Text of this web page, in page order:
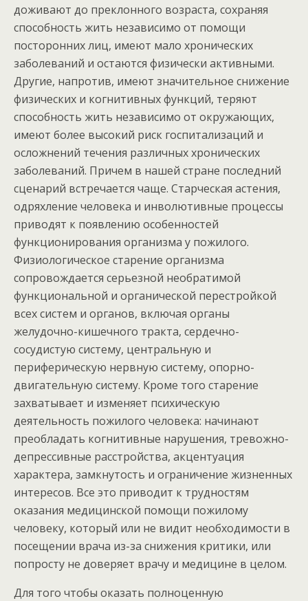
доживают до преклонного возраста, сохраняя
способность жить независимо от помощи
посторонних лиц, имеют мало хронических
заболеваний и остаются физически активными.
Другие, напротив, имеют значительное снижение
физических и когнитивных функций, теряют
способность жить независимо от окружающих,
имеют более высокий риск госпитализаций и
осложнений течения различных хронических
заболеваний. Причем в нашей стране последний
сценарий встречается чаще. Старческая астения,
одряхление человека и инволютивные процессы
приводят к появлению особенностей
функционирования организма у пожилого.
Физиологическое старение организма
сопровождается серьезной необратимой
функциональной и органической перестройкой
всех систем и органов, включая органы
желудочно-кишечного тракта, сердечно-
сосудистую систему, центральную и
периферическую нервную систему, опорно-
двигательную систему. Кроме того старение
захватывает и изменяет психическую
деятельность пожилого человека: начинают
преобладать когнитивные нарушения, тревожно-
депрессивные расстройства, акцентуация
характера, замкнутость и ограничение жизненных
интересов. Все это приводит к трудностям
оказания медицинской помощи пожилому
человеку, который или не видит необходимости в
посещении врача из-за снижения критики, или
попросту не доверяет врачу и медицине в целом.
Для того чтобы оказать полноценную